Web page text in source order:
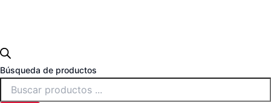
Búsqueda de productos